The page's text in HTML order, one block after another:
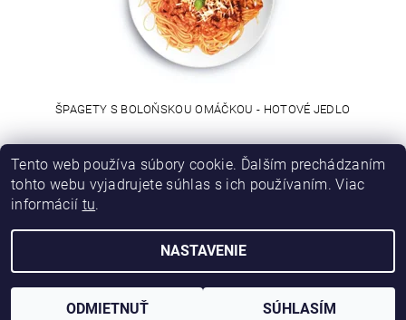
ŠPAGETY S BOLOŇSKOU OMÁČKOU - HOTOVÉ JEDLO
€5,70
2026 © LUBITO, všetky práva vyhradenéUpraviť nastavenie cookies
Tento web používa súbory cookie. Ďalším prechádzaním
tohto webu vyjadrujete súhlas s ich používaním. Viac
informácií tu.
NASTAVENIE
ODMIETNUŤ SÚHLASÍM